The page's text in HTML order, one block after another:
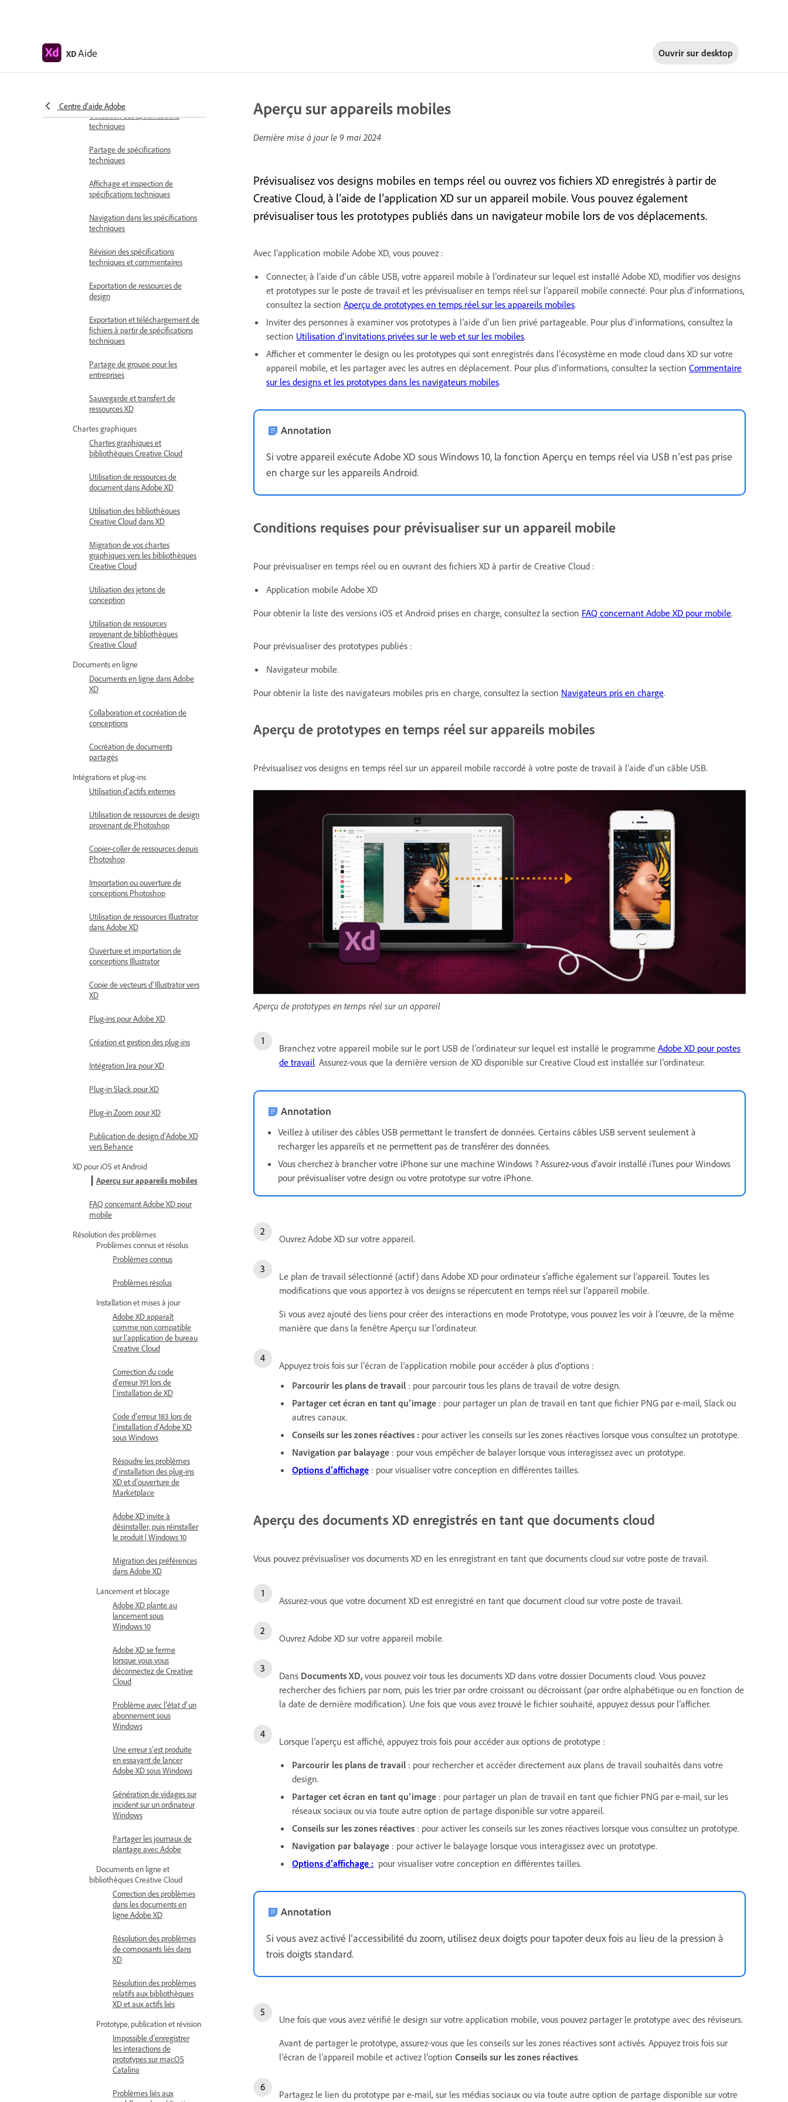
XDAide Ouvrir sur desktop
Centre d’aide Adobe
Utilisation de prototypes partagés
Utilisation des spécifications
techniques
Partage de spécifications
techniques
Affichage et inspection de
spécifications techniques
Navigation dans les spécifications
techniques
Révision des spécifications
techniques et commentaires
Exportation de ressources de
design
Exportation et téléchargement de
fichiers à partir de spécifications
techniques
Partage de groupe pour les
entreprises
Sauvegarde et transfert de
ressources XD
Chartes graphiques
Chartes graphiques et
bibliothèques Creative Cloud
Utilisation de ressources de
document dans Adobe XD
Utilisation des bibliothèques
Creative Cloud dans XD
Migration de vos chartes
graphiques vers les bibliothèques
Creative Cloud
Utilisation des jetons de
conception
Utilisation de ressources
provenant de bibliothèques
Creative Cloud
Documents en ligne
Documents en ligne dans Adobe
XD
Collaboration et cocréation de
conceptions
Cocréation de documents
partagés
Intégrations et plug-ins
Utilisation d’actifs externes
Utilisation de ressources de design
provenant de Photoshop
Copier-coller de ressources depuis
Photoshop
Importation ou ouverture de
conceptions Photoshop
Utilisation de ressources Illustrator
dans Adobe XD
Ouverture et importation de
conceptions Illustrator
Copie de vecteurs d’Illustrator vers
XD
Plug-ins pour Adobe XD
Création et gestion des plug-ins
Intégration Jira pour XD
Plug-in Slack pour XD
Plug-in Zoom pour XD
Publication de design d’Adobe XD
vers Behance
XD pour iOS et Android
Aperçu sur appareils mobiles
FAQ concernant Adobe XD pour
mobile
Résolution des problèmes
Problèmes connus et résolus
Problèmes connus
Problèmes résolus
Installation et mises à jour
Adobe XD apparaît
comme non compatible
sur l’application de bureau
Creative Cloud
Correction du code
d’erreur 191 lors de
l’installation de XD
Code d’erreur 183 lors de
l’installation d’Adobe XD
sous Windows
Résoudre les problèmes
d’installation des plug-ins
XD et d’ouverture de
Marketplace
Adobe XD invite à
désinstaller, puis réinstaller
le produit | Windows 10
Migration des préférences
dans Adobe XD
Lancement et blocage
Adobe XD plante au
lancement sous
Windows 10
Adobe XD se ferme
lorsque vous vous
déconnectez de Creative
Cloud
Problème avec l’état d’un
abonnement sous
Windows
Une erreur s’est produite
en essayant de lancer
Adobe XD sous Windows
Génération de vidages sur
incident sur un ordinateur
Windows
Partager les journaux de
plantage avec Adobe
Documents en ligne et
bibliothèques Creative Cloud
Correction des problèmes
dans les documents en
ligne Adobe XD
Résolution des problèmes
de composants liés dans
XD
Résolution des problèmes
relatifs aux bibliothèques
XD et aux actifs liés
Prototype, publication et révision
Impossible d’enregistrer
les interactions de
prototypes sur macOS
Catalina
Problèmes liés aux
Aperçu sur appareils mobiles
Dernière mise à jour le 9 mai 2024
Prévisualisez vos designs mobiles en temps réel ou ouvrez vos fichiers XD enregistrés à partir de
Creative Cloud, à l’aide de l’application XD sur un appareil mobile. Vous pouvez également
prévisualiser tous les prototypes publiés dans un navigateur mobile lors de vos déplacements.
Avec l’application mobile Adobe XD, vous pouvez :
Connecter, à l’aide d’un câble USB, votre appareil mobile à l’ordinateur sur lequel est installé Adobe XD, modifier vos designs
et prototypes sur le poste de travail et les prévisualiser en temps réel sur l’appareil mobile connecté. Pour plus d’informations,
consultez la section Aperçu de prototypes en temps réel sur les appareils mobiles.
Inviter des personnes à examiner vos prototypes à l’aide d’un lien privé partageable. Pour plus d’informations, consultez la
section Utilisation d’invitations privées sur le web et sur les mobiles.
Afficher et commenter le design ou les prototypes qui sont enregistrés dans l’écosystème en mode cloud dans XD sur votre
appareil mobile, et les partager avec les autres en déplacement. Pour plus d’informations, consultez la section Commentaire
sur les designs et les prototypes dans les navigateurs mobiles.
Annotation
Si votre appareil exécute Adobe XD sous Windows 10, la fonction Aperçu en temps réel via USB n’est pas prise
en charge sur les appareils Android.
Conditions requises pour prévisualiser sur un appareil mobile
Pour prévisualiser en temps réel ou en ouvrant des fichiers XD à partir de Creative Cloud :
Application mobile Adobe XD
Pour obtenir la liste des versions iOS et Android prises en charge, consultez la section FAQ concernant Adobe XD pour mobile.
Pour prévisualiser des prototypes publiés :
Navigateur mobile.
Pour obtenir la liste des navigateurs mobiles pris en charge, consultez la section Navigateurs pris en charge.
Aperçu de prototypes en temps réel sur appareils mobiles
Prévisualisez vos designs en temps réel sur un appareil mobile raccordé à votre poste de travail à l’aide d’un câble USB.
Aperçu de prototypes en temps réel sur un appareil
Branchez votre appareil mobile sur le port USB de l’ordinateur sur lequel est installé le programme Adobe XD pour postes
de travail. Assurez-vous que la dernière version de XD disponible sur Creative Cloud est installée sur l’ordinateur.
Annotation
Veillez à utiliser des câbles USB permettant le transfert de données. Certains câbles USB servent seulement à
recharger les appareils et ne permettent pas de transférer des données.
Vous cherchez à brancher votre iPhone sur une machine Windows ? Assurez-vous d’avoir installé iTunes pour Windows
pour prévisualiser votre design ou votre prototype sur votre iPhone.
Ouvrez Adobe XD sur votre appareil.
Le plan de travail sélectionné (actif) dans Adobe XD pour ordinateur s’affiche également sur l’appareil. Toutes les
modifications que vous apportez à vos designs se répercutent en temps réel sur l’appareil mobile.
Si vous avez ajouté des liens pour créer des interactions en mode Prototype, vous pouvez les voir à l’œuvre, de la même
manière que dans la fenêtre Aperçu sur l’ordinateur.
Appuyez trois fois sur l’écran de l’application mobile pour accéder à plus d’options :
Parcourir les plans de travail : pour parcourir tous les plans de travail de votre design.
Partager cet écran en tant qu’image : pour partager un plan de travail en tant que fichier PNG par e-mail, Slack ou
autres canaux.
Conseils sur les zones réactives : pour activer les conseils sur les zones réactives lorsque vous consultez un prototype.
Navigation par balayage : pour vous empêcher de balayer lorsque vous interagissez avec un prototype.
Options d’affichage : pour visualiser votre conception en différentes tailles.
Aperçu des documents XD enregistrés en tant que documents cloud
Vous pouvez prévisualiser vos documents XD en les enregistrant en tant que documents cloud sur votre poste de travail.
Assurez-vous que votre document XD est enregistré en tant que document cloud sur votre poste de travail.
Ouvrez Adobe XD sur votre appareil mobile.
Dans Documents XD, vous pouvez voir tous les documents XD dans votre dossier Documents cloud. Vous pouvez
rechercher des fichiers par nom, puis les trier par ordre croissant ou décroissant (par ordre alphabétique ou en fonction de
la date de dernière modification). Une fois que vous avez trouvé le fichier souhaité, appuyez dessus pour l’afficher.
Lorsque l’aperçu est affiché, appuyez trois fois pour accéder aux options de prototype :
Parcourir les plans de travail : pour rechercher et accéder directement aux plans de travail souhaités dans votre
design.
Partager cet écran en tant qu’image : pour partager un plan de travail en tant que fichier PNG par e-mail, sur les
réseaux sociaux ou via toute autre option de partage disponible sur votre appareil.
Conseils sur les zones réactives : pour activer les conseils sur les zones réactives lorsque vous consultez un prototype.
Navigation par balayage : pour activer le balayage lorsque vous interagissez avec un prototype.
Options d’affichage : pour visualiser votre conception en différentes tailles.
Annotation
Si vous avez activé l’accessibilité du zoom, utilisez deux doigts pour tapoter deux fois au lieu de la pression à
trois doigts standard.
Une fois que vous avez vérifié le design sur votre application mobile, vous pouvez partager le prototype avec des réviseurs.
Avant de partager le prototype, assurez-vous que les conseils sur les zones réactives sont activés. Appuyez trois fois sur
l’écran de l’appareil mobile et activez l’option Conseils sur les zones réactives.
Partagez le lien du prototype par e-mail, sur les médias sociaux ou via toute autre option de partage disponible sur votre